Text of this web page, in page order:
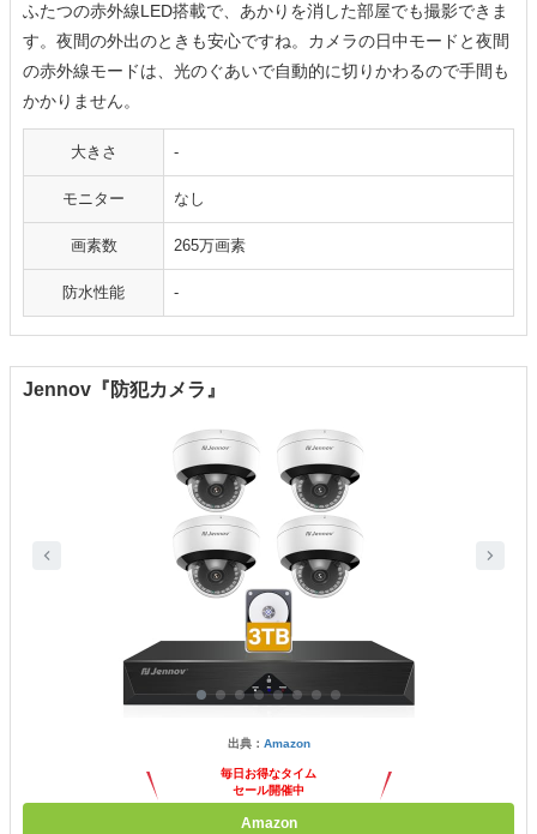
ふたつの赤外線LED搭載で、あかりを消した部屋でも撮影できま
す。夜間の外出のときも安心ですね。カメラの日中モードと夜間
の赤外線モードは、光のぐあいで自動的に切りかわるので手間も
かかりません。
大きさ -
モニター なし
画素数 265万画素
防水性能 -
Jennov『防犯カメラ』
出典： Amazon
毎日お得なタイム
セール開催中
Amazon